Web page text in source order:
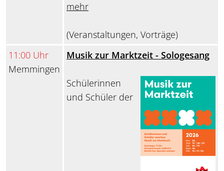
mehr
(Veranstaltungen, Vorträge)
11:00 Uhr
Memmingen
Musik zur Marktzeit - Sologesang
Schülerinnen
und Schüler der